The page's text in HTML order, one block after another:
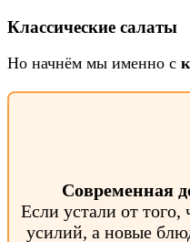
Классические салаты
Но начнём мы именно с
Современная
Если устали от
усилий, а новые